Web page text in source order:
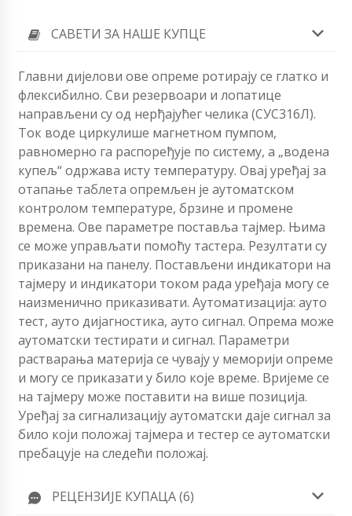
САВЕТИ ЗА НАШЕ КУПЦЕ
Главни дијелови ове опреме ротирају се глатко и
флексибилно. Сви резервоари и лопатице
направљени су од нерђајућег челика (СУС316Л).
Ток воде циркулише магнетном пумпом,
равномерно га распоређује по систему, а „водена
купељ“ одржава исту температуру. Овај уређај за
отапање таблета опремљен је аутоматском
контролом температуре, брзине и промене
времена. Ове параметре поставља тајмер. Њима
се може управљати помоћу тастера. Резултати су
приказани на панелу. Постављени индикатори на
тајмеру и индикатори током рада уређаја могу се
наизменично приказивати. Аутоматизација: ауто
тест, ауто дијагностика, ауто сигнал. Опрема може
аутоматски тестирати и сигнал. Параметри
растварања материја се чувају у меморији опреме
и могу се приказати у било које време. Вријеме се
на тајмеру може поставити на више позиција.
Уређај за сигнализацију аутоматски даје сигнал за
било који положај тајмера и тестер се аутоматски
пребацује на следећи положај.
РЕЦЕНЗИЈЕ КУПАЦА (6)